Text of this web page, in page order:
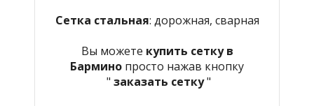
Сетка стальная: дорожная, сварная
Вы можете купить сетку в
Бармино просто нажав кнопку
" заказать сетку"